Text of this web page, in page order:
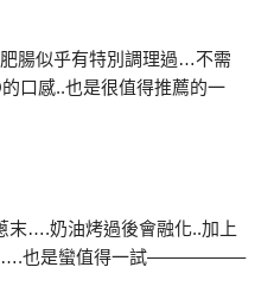
腸似乎有特別調理過…不需
口感..也是很值得推薦的一
末….奶油烤過後會融化..加上
….也是蠻值得一試—————–